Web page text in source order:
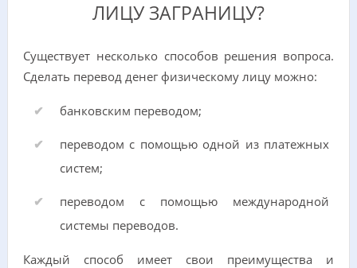
ЛИЦУ ЗАГРАНИЦУ?
Существует несколько способов решения вопроса.
Сделать перевод денег физическому лицу можно:
банковским переводом;
переводом с помощью одной из платежных
систем;
переводом с помощью международной
системы переводов.
Каждый способ имеет свои преимущества и